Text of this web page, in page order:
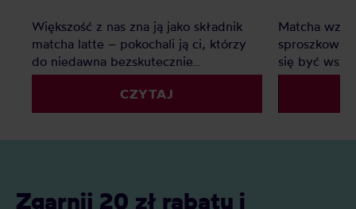
Większość z nas zna ją jako składnik
matcha latte – pokochali ją ci, którzy
do niedawna bezskutecznie
poszukiwali ciekawej alternatywy dla
mlecznych kaw. Matcha to jednak o
wiele więcej – jak prawdziwa
CZYTAJ
Matcha
się być
specialty.
Zgarnij 20 zł rabatu i